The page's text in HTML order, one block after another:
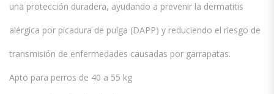
una protección duradera, ayudando a prevenir la dermatitis
alérgica por picadura de pulga (DAPP) y reduciendo el riesgo de
transmisión de enfermedades causadas por garrapatas.
Apto para perros de 40 a 55 kg